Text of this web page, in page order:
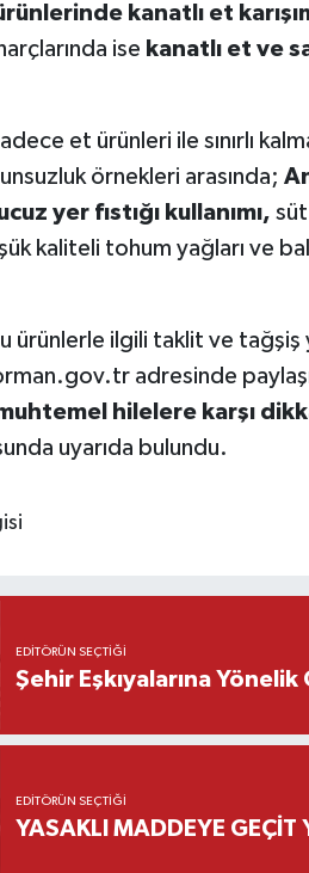
kanatlı et
ise kanatlı et ve
et ürünleri ile sınırlı
örnekleri arasında;
yer fıstığı kullanımı, süt
kaliteli tohum yağları ve
ürünlerle ilgili taklit ve tağşiş
adresinde
hilelere karşı
uyarıda bulundu.
EDITÖRÜN SEÇTIĞI
Şehir Eşkıyalarına
EDITÖRÜN SEÇTIĞI
YASAKLI MADDEYE GEÇİT